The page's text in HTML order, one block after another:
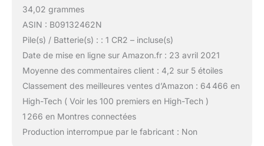
34,02 grammes
ASIN : B09132462N
Pile(s) / Batterie(s) : : 1 CR2 – incluse(s)
Date de mise en ligne sur Amazon.fr : 23 avril 2021
Moyenne des commentaires client : 4,2 sur 5 étoiles
Classement des meilleures ventes d’Amazon : 64 466 en
High-Tech ( Voir les 100 premiers en High-Tech )
1 266 en Montres connectées
Production interrompue par le fabricant : Non